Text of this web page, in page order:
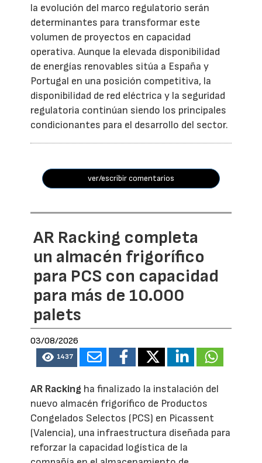
la evolución del marco regulatorio serán
determinantes para transformar este
volumen de proyectos en capacidad
operativa. Aunque la elevada disponibilidad
de energías renovables sitúa a España y
Portugal en una posición competitiva, la
disponibilidad de red eléctrica y la seguridad
regulatoria continúan siendo los principales
condicionantes para el desarrollo del sector.
ver/escribir comentarios
AR Racking completa
un almacén frigorífico
para PCS con capacidad
para más de 10.000
palets
03/08/2026
1437
AR Racking ha finalizado la instalación del
nuevo almacén frigorífico de Productos
Congelados Selectos (PCS) en Picassent
(Valencia), una infraestructura diseñada para
reforzar la capacidad logística de la